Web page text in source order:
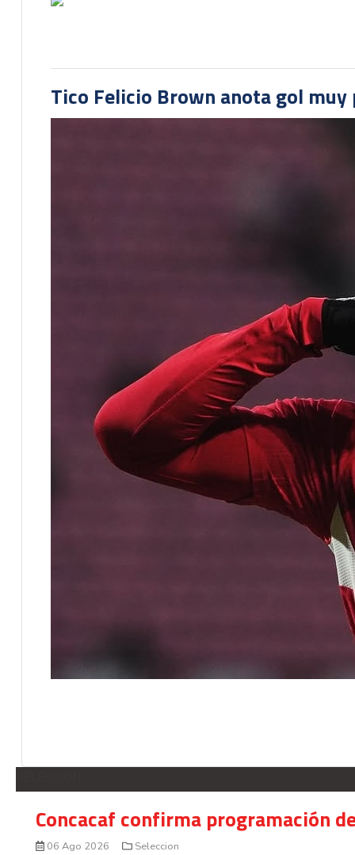
Tico Felicio Brown anota gol muy
Concacaf confirma programación
06 Ago 2026 Seleccion